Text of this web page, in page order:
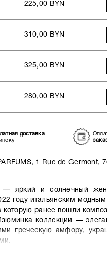
225,00 BYN
310,00 BYN
325,00 BYN
280,00 BYN
доставка
1 Rue de Germont,
яркий и солнечный
году итальянским
ранее вошли
коллекции —
греческую амфору,
Dylan Purple